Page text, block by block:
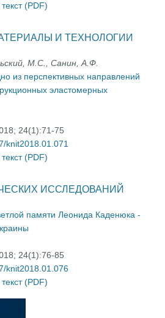
(PDF)
И ТЕХНОЛОГИИ
М.С., Санин, А.Ф.
из перспективных направлений
эластомерных
24(1):71-75
knit2018.01.071
(PDF)
ИССЛЕДОВАНИЙ
памяти Леонида Каденюка -
24(1):76-85
knit2018.01.076
(PDF)